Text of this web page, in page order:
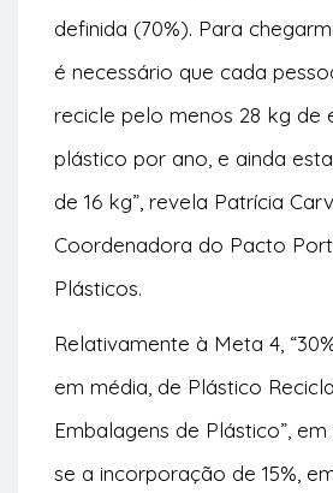
definida (70%). Para
é necessário que cada
recicle pelo menos 28 kg de
plástico por ano, e ainda
de 16 kg”, revela Patrícia
Coordenadora do Pacto
Plásticos.
Relativamente à Meta 4,
em média, de Plástico
Embalagens de Plástico”,
se a incorporação de 15%,